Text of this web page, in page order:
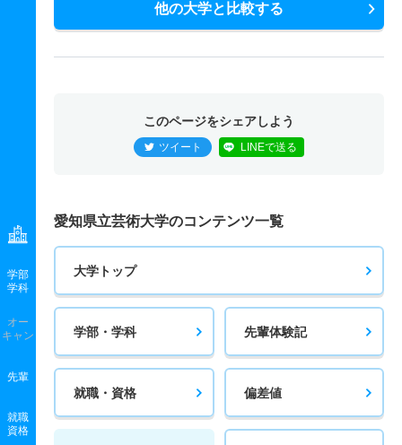
学部
学科
オー
キャン
先輩
就職
資格
他の大学と比較する
このページをシェアしよう
ツイート LINEで送る
愛知県立芸術大学のコンテンツ一覧
大学トップ
学部・学科 先輩体験記
就職・資格 偏差値